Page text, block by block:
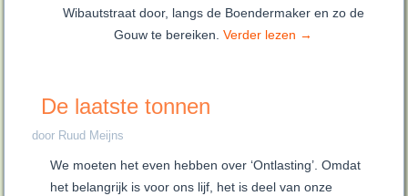
Wibautstraat door, langs de Boendermaker en zo de
Gouw te bereiken. Verder lezen →
De laatste tonnen
door Ruud Meijns
We moeten het even hebben over ‘Ontlasting’. Omdat
het belangrijk is voor ons lijf, het is deel van onze